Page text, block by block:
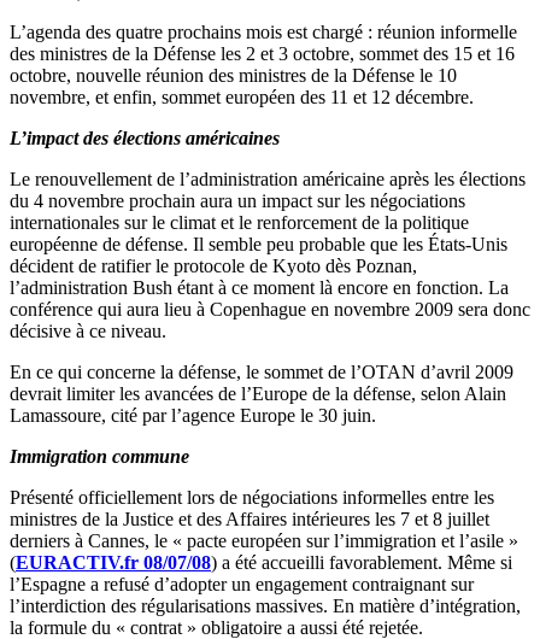
L’agenda des quatre prochains mois est chargé : réunion informelle
des ministres de la Défense les 2 et 3 octobre, sommet des 15 et 16
octobre, nouvelle réunion des ministres de la Défense le 10
novembre, et enfin, sommet européen des 11 et 12 décembre.
L’impact des élections américaines
Le renouvellement de l’administration américaine après les élections
du 4 novembre prochain aura un impact sur les négociations
internationales sur le climat et le renforcement de la politique
européenne de défense. Il semble peu probable que les États-Unis
décident de ratifier le protocole de Kyoto dès Poznan,
l’administration Bush étant à ce moment là encore en fonction. La
conférence qui aura lieu à Copenhague en novembre 2009 sera donc
décisive à ce niveau.
En ce qui concerne la défense, le sommet de l’OTAN d’avril 2009
devrait limiter les avancées de l’Europe de la défense, selon Alain
Lamassoure, cité par l’agence Europe le 30 juin.
Immigration commune
Présenté officiellement lors de négociations informelles entre les
ministres de la Justice et des Affaires intérieures les 7 et 8 juillet
derniers à Cannes, le « pacte européen sur l’immigration et l’asile »
(EURACTIV.fr 08/07/08) a été accueilli favorablement. Même si
l’Espagne a refusé d’adopter un engagement contraignant sur
l’interdiction des régularisations massives. En matière d’intégration,
la formule du « contrat » obligatoire a aussi été rejetée.